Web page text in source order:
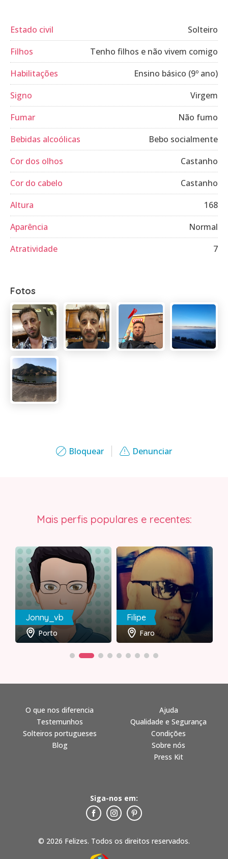
Bloquear Denunciar
Estado civil
Solteiro
Filhos
Tenho filhos e não vivem comigo
Habilitações
Ensino básico (9º ano)
Signo
Virgem
Fumar
Não fumo
Bebidas alcoólicas
Bebo socialmente
Cor dos olhos
Castanho
Cor do cabelo
Castanho
Altura
168
Aparência
Normal
Atratividade
7
Fotos
Mais perfis populares e recentes:
Jonny_vb
Porto
Filipe
Faro
© 2026 Felizes. Todos os direitos reservados.
O que nos diferencia
Testemunhos
Solteiros portugueses
Blog
Ajuda
Qualidade e Segurança
Condições
Sobre nós
Press Kit
Siga-nos em: